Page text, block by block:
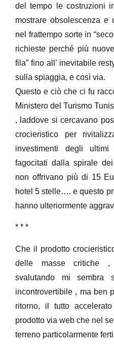
del tempo le costruzioni
mostrare obsolescenza e
nel frattempo sorte in
richieste perché più
fila” fino all’ inevitabile
sulla spiaggia, e così via.
Questo e ciò che ci fu
Ministero del Turismo
, laddove si cercavano
crocieristico per
investimenti degli
fagocitati dalla spirale
non offrivano più di 15
hotel 5 stelle…. e questo
hanno ulteriormente
* * *
Che il prodotto
delle masse critiche ,
svalutando mi
incontrovertibile , ma ben
ritorno, il tutto
prodotto via web che nel
terreno particolarmente